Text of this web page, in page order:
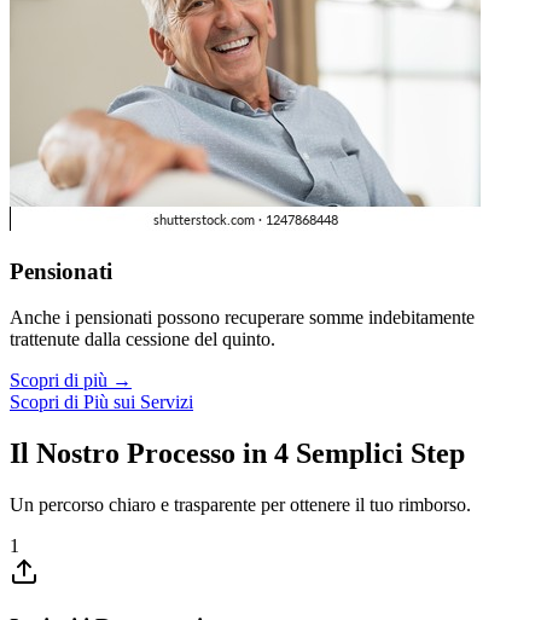
Pensionati
Anche i pensionati possono recuperare somme indebitamente
trattenute dalla cessione del quinto.
Scopri di più →
Scopri di Più sui Servizi
Il Nostro Processo in 4 Semplici Step
Un percorso chiaro e trasparente per ottenere il tuo rimborso.
1